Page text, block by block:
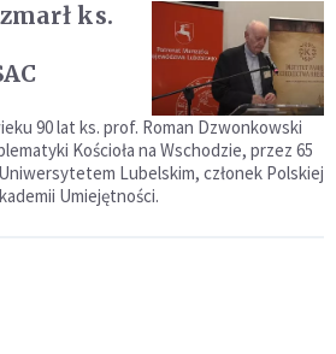
ks.
90 lat ks. prof. Roman Dzwonkowski
Kościoła na Wschodzie, przez 65
Lubelskim, członek Polskiej
Umiejętności.